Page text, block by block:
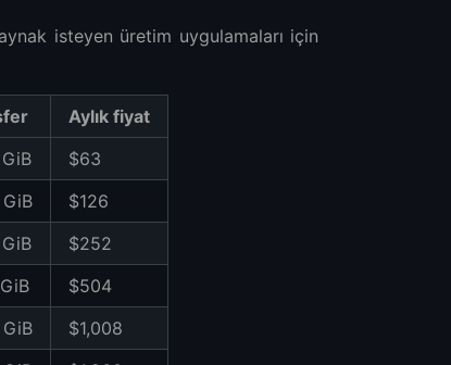
isteyen üretim uygulamaları için
Aylık fiyat
$63
$126
$252
$504
$1,008